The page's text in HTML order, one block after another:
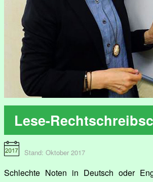
Lese-
Stand: Oktober 2017
Schlechte Noten in Deutsch oder